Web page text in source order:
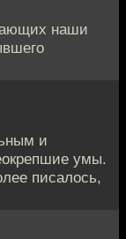
наши
и
умы.
писалось,